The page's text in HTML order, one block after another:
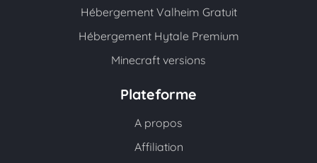
Hébergement Valheim Gratuit
Hébergement Hytale Premium
Minecraft versions
Plateforme
A propos
Affiliation